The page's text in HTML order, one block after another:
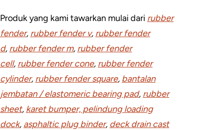
Produk yang kami tawarkan mulai dari rubber
fender, rubber fender v, rubber fender
d, rubber fender m, rubber fender
cell, rubber fender cone, rubber fender
cylinder, rubber fender square, bantalan
jembatan / elastomeric bearing pad, rubber
sheet, karet bumper, pelindung loading
dock, asphaltic plug binder, deck drain cast